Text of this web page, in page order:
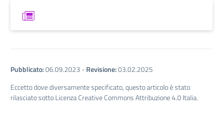
Pubblicato:06.09.2023 -Revisione:03.02.2025
Eccetto dove diversamente specificato, questo articolo è stato
rilasciato sotto Licenza Creative Commons Attribuzione 4.0 Italia.